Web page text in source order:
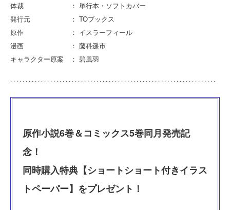
体裁 ： 単行本・ソフトカバー
発行元 ： TOブックス
原作 ： イスラーフィール
漫画 ： 藤科遥市
キャラクター原案 ： 碧風羽
原作小説6巻＆コミックス5巻同月発売記
念！
同時購入特典【ショートショート付きイラス
トペーパー】をプレゼント！